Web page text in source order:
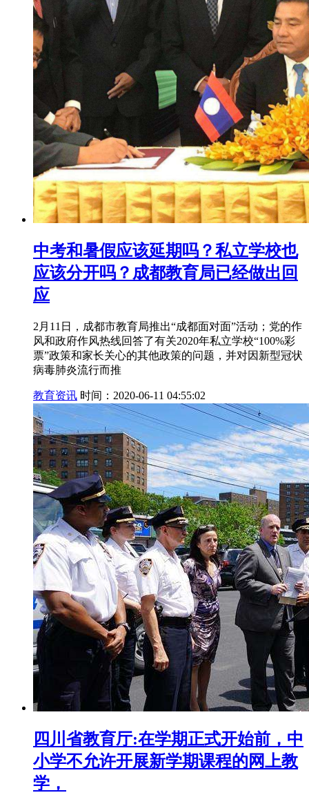
中考和暑假应该延期吗？私立学校也
应该分开吗？成都教育局已经做出回
应
2月11日，成都市教育局推出“成都面对面”活动；党的作
风和政府作风热线回答了有关2020年私立学校“100%彩
票”政策和家长关心的其他政策的问题，并对因新型冠状
病毒肺炎流行而推
教育资讯 时间：2020-06-11 04:55:02
四川省教育厅:在学期正式开始前，中
小学不允许开展新学期课程的网上教
学，